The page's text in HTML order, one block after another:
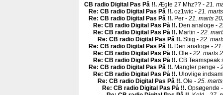
CB radio Digital Pas På !!. Ægte 27 Mhz?? - 21.
Re: CB radio Digital Pas På !!. oz1wic - 21.
Re: CB radio Digital Pas På !!. Per - 21. marts
Re: CB radio Digital Pas På !!. Den analoge -
Re: CB radio Digital Pas På !!. Martin - 22.
Re: CB radio Digital Pas På !!. Stiig - 22.
Re: CB radio Digital Pas På !!. Den analoge -
Re: CB radio Digital Pas På !!. Ole - 22. marts
Re: CB radio Digital Pas På !!. CB Teamspeak
Re: CB radio Digital Pas På !!. Mangler penge -
Re: CB radio Digital Pas På !!. Ulovlige
Re: CB radio Digital Pas På !!. Ole - 25.
Re: CB radio Digital Pas På !!. Opsøgende